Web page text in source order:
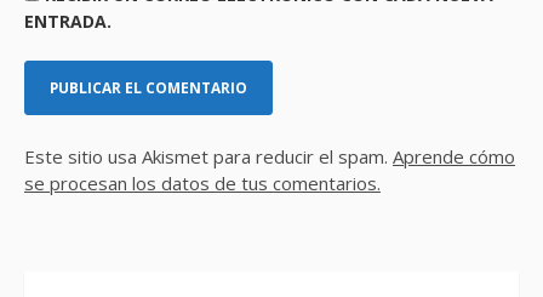
ENTRADA.
Este sitio usa Akismet para reducir el spam. Aprende cómo
se procesan los datos de tus comentarios.